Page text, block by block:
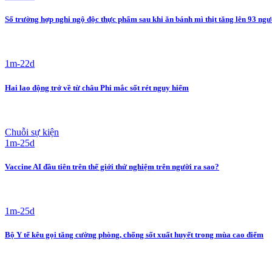
Số trường hợp nghi ngộ độc thực phẩm sau khi ăn bánh mì thịt tăng lên 93
1m-22d
Hai lao động trở về từ châu Phi mắc sốt rét nguy hiểm
Chuỗi sự kiện
1m-25d
Vaccine AI đầu tiên trên thế giới thử nghiệm trên người ra sao?
1m-25d
Bộ Y tế kêu gọi tăng cường phòng, chống sốt xuất huyết trong mùa cao điểm